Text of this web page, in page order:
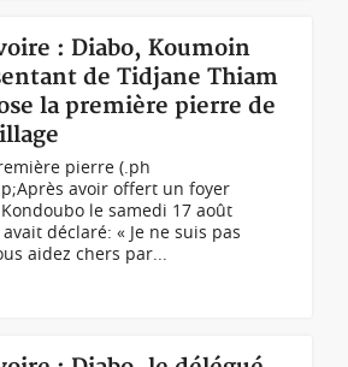
: Diabo, Koumoin
de Tidjane Thiam
la première pierre de
pierre (.ph
avoir offert un foyer
le samedi 17 août
déclaré: « Je ne suis pas
aidez chers par...